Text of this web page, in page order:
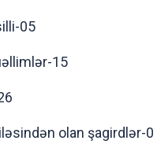
05
15
olan şagirdlər-0